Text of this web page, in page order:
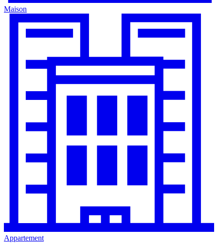
Maison
Appartement